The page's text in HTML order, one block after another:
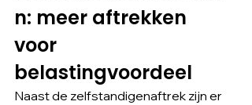
n: meer aftrekken
voor
belastingvoordeel
Naast de zelfstandigenaftrek zijn er